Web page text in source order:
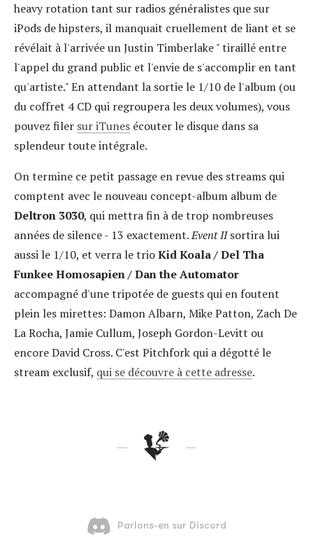
heavy rotation tant sur radios généralistes que sur
iPods de hipsters, il manquait cruellement de liant et se
révélait à l'arrivée un Justin Timberlake " tiraillé entre
l'appel du grand public et l'envie de s'accomplir en tant
qu'artiste." En attendant la sortie le 1/10 de l'album (ou
du coffret 4 CD qui regroupera les deux volumes), vous
pouvez filer sur iTunes écouter le disque dans sa
splendeur toute intégrale.
On termine ce petit passage en revue des streams qui
comptent avec le nouveau concept-album album de
Deltron 3030, qui mettra fin à de trop nombreuses
années de silence - 13 exactement.Event IIsortira lui
aussi le 1/10, et verra le trioKid Koala / Del Tha
Funkee Homosapien / Dan the Automator
accompagné d'une tripotée de guests qui en foutent
plein les mirettes: Damon Albarn, Mike Patton, Zach De
La Rocha, Jamie Cullum, Joseph Gordon-Levitt ou
encore David Cross. C'est Pitchfork qui a dégotté le
stream exclusif, qui se découvre à cette adresse.